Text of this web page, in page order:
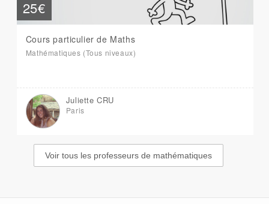
25€
Cours particulier de Maths
Mathématiques (Tous niveaux)
Juliette CRU
Paris
Voir tous les professeurs de mathématiques